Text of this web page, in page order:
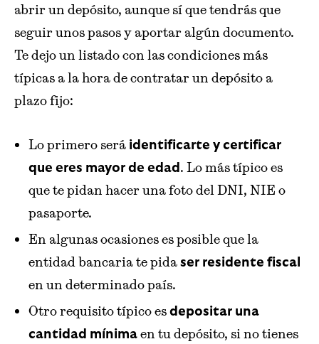
abrir un depósito, aunque sí que tendrás que
seguir unos pasos y aportar algún documento.
Te dejo un listado con las condiciones más
típicas a la hora de contratar un depósito a
plazo fijo:
Lo primero será identificarte y certificar
que eres mayor de edad . Lo más típico es
que te pidan hacer una foto del DNI, NIE o
pasaporte.
En algunas ocasiones es posible que la
entidad bancaria te pida ser residente fiscal
en un determinado país.
Otro requisito típico es depositar una
cantidad mínima en tu depósito, si no tienes